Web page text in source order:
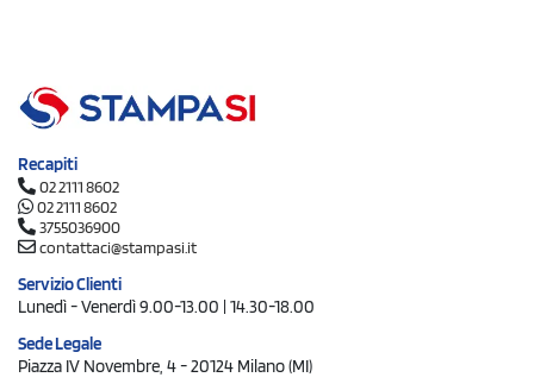
Recapiti
02 2111 8602
02 2111 8602
3755036900
contattaci@stampasi.it
Servizio Clienti
Lunedì - Venerdì 9.00-13.00 | 14.30-18.00
Sede Legale
Piazza IV Novembre, 4 - 20124 Milano (MI)